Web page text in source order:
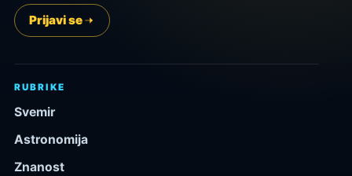
Prijavi se
RUBRIKE
Svemir
Astronomija
Znanost